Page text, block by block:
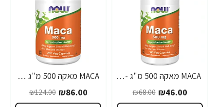
-32%
MACA מאקה 500 מ"ג - 100 כמוסות - מבית NOW FOODS
₪46.00
₪68.00
-31%
MACA מאקה 500 מ"ג 250 כמוסות - מבית NOW FOODS
₪86.00
₪124.00